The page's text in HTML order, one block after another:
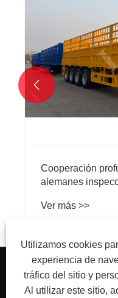
Cooperación
alemanes
Ver más >>

Sobre nosotros
Utilizamos cookies
experiencia de
tráfico del sitio y
Al utilizar este sitio,